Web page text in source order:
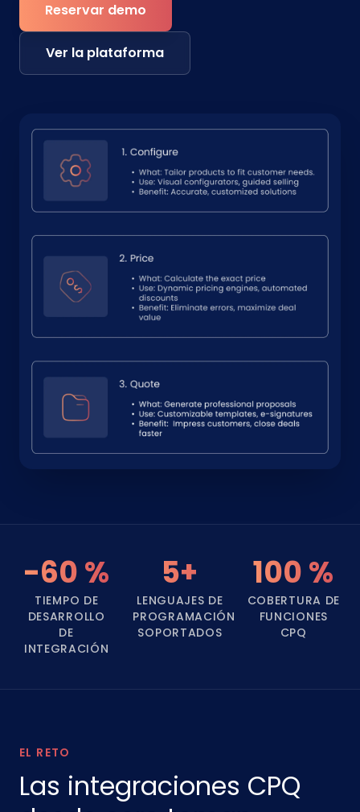
Reservar demo
Ver la plataforma
-60 %
TIEMPO DE
DESARROLLO
DE
INTEGRACIÓN
5+
LENGUAJES DE
PROGRAMACIÓN
SOPORTADOS
100 %
COBERTURA DE
FUNCIONES
CPQ
EL RETO
Las integraciones CPQ